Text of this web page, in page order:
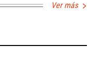
Ver más